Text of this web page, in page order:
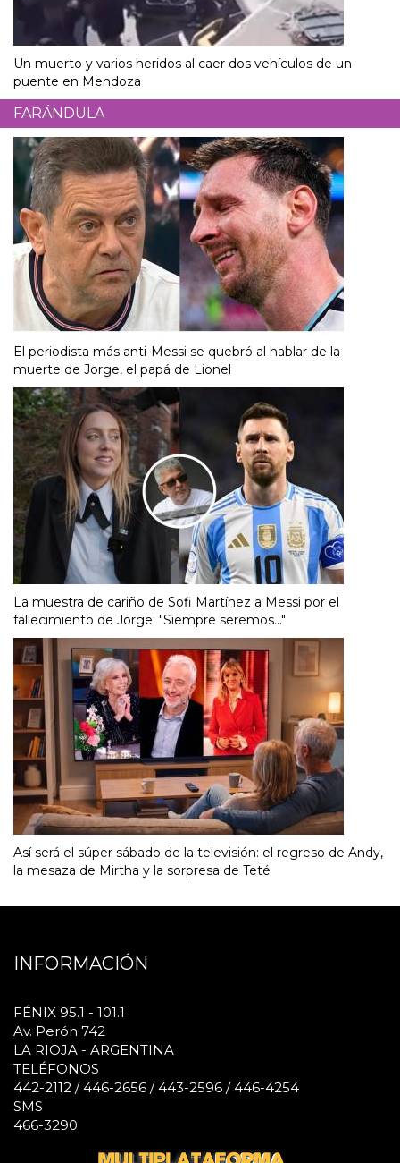
Un muerto y varios heridos al caer dos vehículos de un
puente en Mendoza
FARÁNDULA
El periodista más anti-Messi se quebró al hablar de la
muerte de Jorge, el papá de Lionel
La muestra de cariño de Sofi Martínez a Messi por el
fallecimiento de Jorge: "Siempre seremos..."
Así será el súper sábado de la televisión: el regreso de Andy,
la mesaza de Mirtha y la sorpresa de Teté
INFORMACIÓN
FÉNIX 95.1 - 101.1
Av. Perón 742
LA RIOJA - ARGENTINA
TELÉFONOS
442-2112 / 446-2656 / 443-2596 / 446-4254
SMS
466-3290